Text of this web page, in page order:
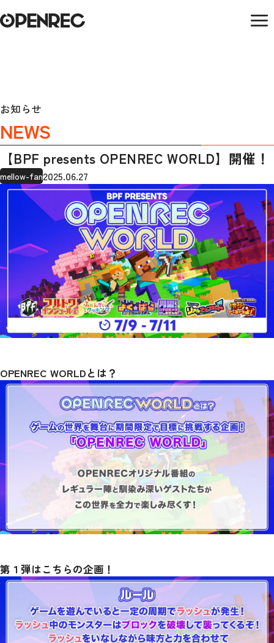
お知らせ
NEWS
【BPF presents OPENREC WORLD】開催！
mellow-fan2025.06.27
OPENREC WORLDとは？
第１弾はこちらの企画！